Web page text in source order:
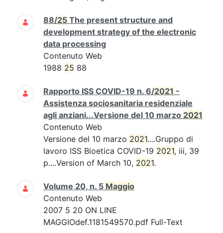
88/25 The present structure and
development strategy of the electronic
data processing
Contenuto Web
1988 25 88
Rapporto ISS COVID-19 n. 6/2021 -
Assistenza sociosanitaria residenziale
agli anziani...Versione del 10 marzo 2021
Contenuto Web
Versione del 10 marzo 2021....Gruppo di
lavoro ISS Bioetica COVID-19 2021, iii, 39
p....Version of March 10, 2021.
Volume 20, n. 5 Maggio
Contenuto Web
2007 5 20 ON LINE
MAGGIOdef.1181549570.pdf Full-Text